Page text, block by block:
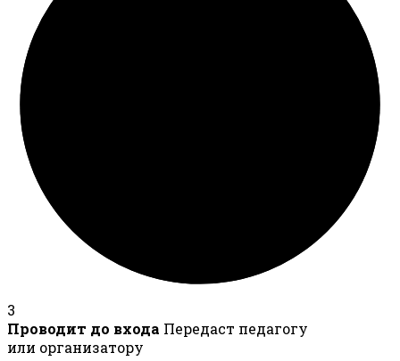
3
Проводит до входа Передаст педагогу
или организатору